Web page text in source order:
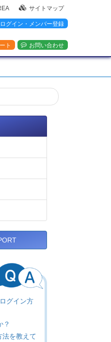
サイトマップ
ログイン・メンバー登録
ト お問い合わせ
グイン方
？
法を教えて